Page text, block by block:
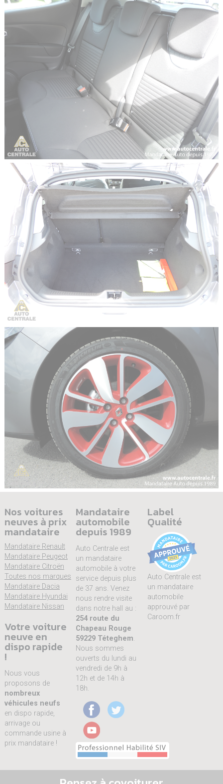
Nos voitures
neuves à prix
mandataire
Mandataire Renault
Mandataire Peugeot
Mandataire Citroën
Toutes nos marques
Mandataire Dacia
Mandataire Hyundai
Mandataire Nissan
Votre voiture
neuve en
dispo rapide
!
Nous vous
proposons de
nombreux
véhicules neufs
en dispo rapide,
arrivage ou
commande usine à
prix mandataire !
Mandataire
automobile
depuis 1989
Auto Centrale est
un mandataire
automobile à votre
service depuis plus
de 37 ans. Venez
nous rendre visite
dans notre hall au :
254 route du
Chapeau Rouge
59229 Téteghem.
Nous sommes
ouverts du lundi au
vendredi de 9h à
12h et de 14h à
18h.
Label
Qualité
Auto Centrale est
un mandataire
automobile
approuvé par
Caroom.fr